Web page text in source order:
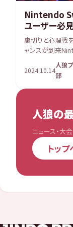
Nintendo
ユーザー必見
『Among Us
間限定で無
裏切りと心理戦
ャンスが到来
Switch Online加
のイベント「いっ
アル」で、10月7日
10月14日（月・祝
騙しあいゲーム
2024.10.14
人狼
部
人狼の
ニュース・大
トッ